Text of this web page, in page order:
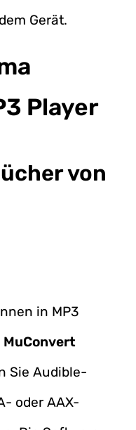
Gerät.
Player
von
in MP3
MuConvert
Sie Audible-
oder AAX-